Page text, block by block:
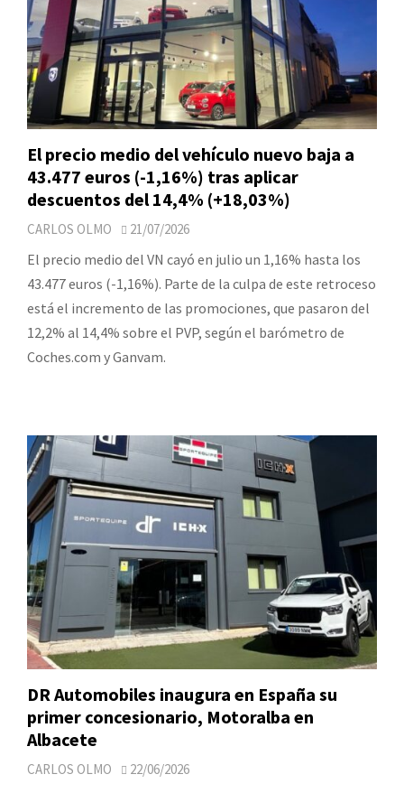
El precio medio del vehículo nuevo baja a
43.477 euros (-1,16%) tras aplicar
descuentos del 14,4% (+18,03%)
CARLOS OLMO 21/07/2026
El precio medio del VN cayó en julio un 1,16% hasta los
43.477 euros (-1,16%). Parte de la culpa de este retroceso
está el incremento de las promociones, que pasaron del
12,2% al 14,4% sobre el PVP, según el barómetro de
Coches.com y Ganvam.
DR Automobiles inaugura en España su
primer concesionario, Motoralba en
Albacete
CARLOS OLMO 22/06/2026